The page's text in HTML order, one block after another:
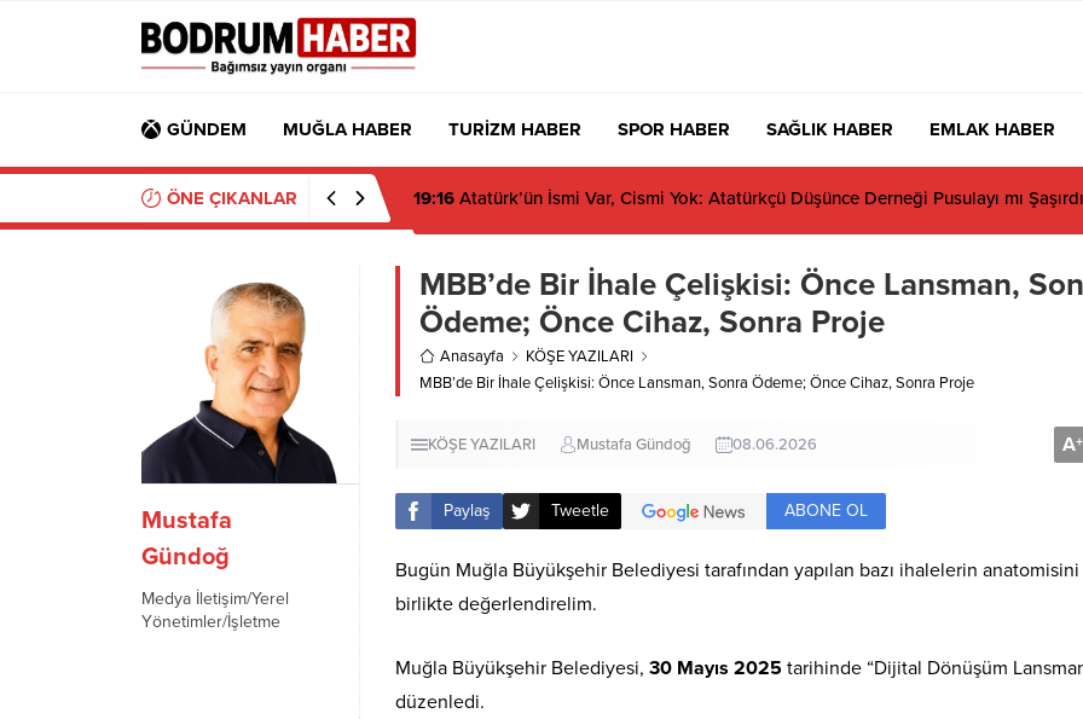
GÜNDEM MUĞLA HABER TURİZM HABER SPOR HABER SAĞLIK HABER EMLAK HABER
ÖNE ÇIKANLAR 07:58Ahmet Aras neden CHP’den istifa etmiyor?
Mustafa
Gündoğ
Medya İletişim/Yerel
Yönetimler/İşletme
MBB’de Bir İhale Çelişkisi: Önce Lansman,
Ödeme; Önce Cihaz, Sonra Proje
Anasayfa
KÖŞE YAZILARI
MBB’de Bir İhale Çelişkisi: Önce Lansman, Sonra Ödeme; Önce Cihaz, Sonra Proje
KÖŞE YAZILARI Mustafa Gündoğ 08.06.2026 A+
Paylaş Tweetle ABONE OL
Bugün Muğla Büyükşehir Belediyesi tarafından yapılan bazı ihalelerin anatomisini
birlikte değerlendirelim.
Muğla Büyükşehir Belediyesi, 30 Mayıs 2025 tarihinde “Dijital Dönüşüm
düzenledi.